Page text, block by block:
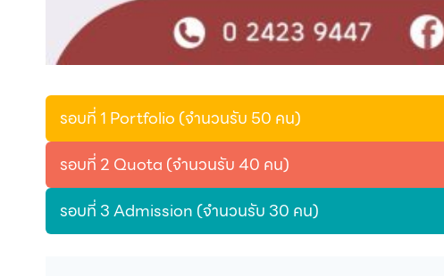
รอบที่ 1 Portfolio (จำนวนรับ 50 คน)
รอบที่ 2 Quota (จำนวนรับ 40 คน)
รอบที่ 3 Admission (จำนวนรับ 30 คน)